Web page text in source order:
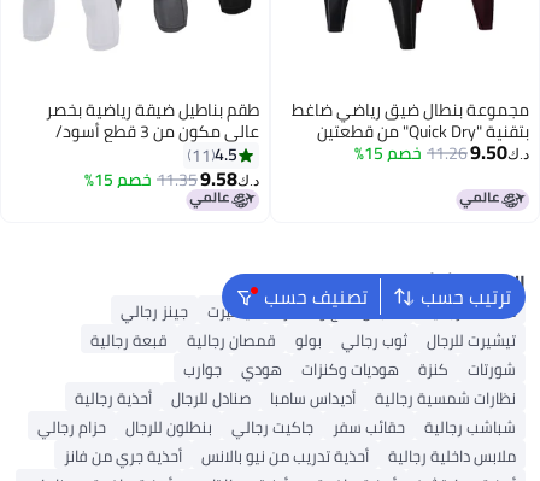
مجموعة بنطال ضيق رياضي ضاغط
بتقنية "Quick Dry" من قطعتين
أسود / عنابي
د.ك‏9.50
11.26خصم 15%
طقم بناطيل ضيقة رياضية بخصر
عالي مكون من 3 قطع أسود/
رمادي/ أبيض
4.5
11
د.ك‏9.58
11.35خصم 15%
ترتيب حسب تصنيف حسب البحث الشائع
محفظة رجالية ملابس الحج والعمرة تيشيرت
جينز رجالي
تيشيرت للرجال
ثوب رجالي بولو قمصان رجالية
قبعة رجالية
شورتات
كنزة هوديات وكنزات هودي
جوارب
نظارات شمسية رجالية
أديداس سامبا صنادل للرجال
أحذية رجالية
شباشب رجالية
حقائب سفر جاكيت رجالي بنطلون للرجال
حزام رجالي
ملابس داخلية رجالية
أحذية تدريب من نيو بالانس
أحذية جري من فانز